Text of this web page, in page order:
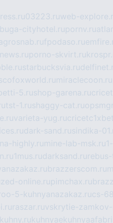
03223.ruweb-
cityhotel.rupornv.ru
fpodaso.ru
porno-skvirt.ru
starbucksvia.ru
miraclecoon.ru
5.rushop-garena.ru
tst-1.rushaggy-cat.ru
varieta-yug.ru
dark-sand.rusindika-
highly.ru mine-lab-msk.ru
1mus.rudarksand.ru
brazzerscom.ru
zed-online.rupimchax.ru
5-kuhnyanazakaz.rucs-
raszar.ruvskrytie-zamkov-